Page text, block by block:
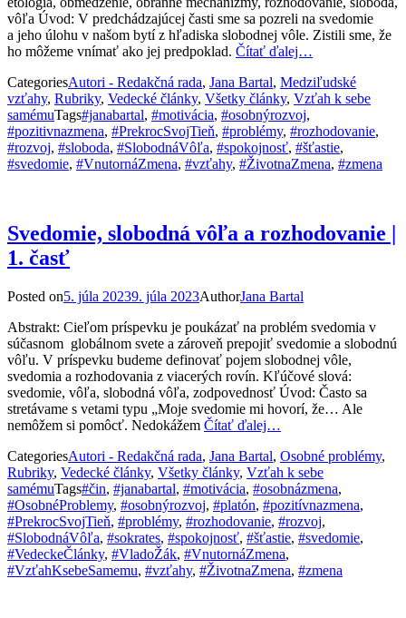
vôľa Úvod: V predchádzajúcej časti sme sa pozreli na svedomie
a jeho úlohu v našom bytí z hľadiska slobodnej vôle. Zistili sme, že
ho môžeme vnímať ako jej predpoklad. Čítať ďalej…
CategoriesAutori - Redakčná rada, Jana Bartal, Medziľudské
vzťahy, Rubriky, Vedecké články, Všetky články, Vzťah k sebe
samémuTags#janabartal, #motivácia, #osobnýrozvoj,
#pozitivnazmena, #PrekrocSvojTieň, #problémy, #rozhodovanie,
#rozvoj, #sloboda, #SlobodnáVôľa, #spokojnosť, #šťastie,
#svedomie, #VnutornáZmena, #vzťahy, #ŽivotnaZmena, #zmena
Svedomie, slobodná vôľa a rozhodovanie |
1. časť
Posted on5. júla 20239. júla 2023AuthorJana Bartal
Abstrakt: Cieľom príspevku je poukázať na problém svedomia v
súčasnom globálnom svete a zároveň prepojiť svedomie a slobodnú
vôľu. V príspevku budeme definovať pojem slobodnej vôle,
svedomia a rozhodovania z viacerých rovín. Kľúčové slová:
svedomie, vôľa, slobodná vôľa, zodpovednosť Úvod: Často sa
stretávame s vetami typu „Moje svedomie mi hovorí, že… Ale
nemôžem si pomôcť. Nedokážem Čítať ďalej…
CategoriesAutori - Redakčná rada, Jana Bartal, Osobné problémy,
Rubriky, Vedecké články, Všetky články, Vzťah k sebe
samémuTags#čin, #janabartal, #motivácia, #osobnázmena,
#OsobnéProblemy, #osobnýrozvoj, #platón, #pozitívnazmena,
#PrekrocSvojTieň, #problémy, #rozhodovanie, #rozvoj,
#SlobodnáVôľa, #sokrates, #spokojnosť, #šťastie, #svedomie,
#VedeckeČlánky, #VladoŽák, #VnutornáZmena,
#VzťahKsebeSamemu, #vzťahy, #ŽivotnaZmena, #zmena